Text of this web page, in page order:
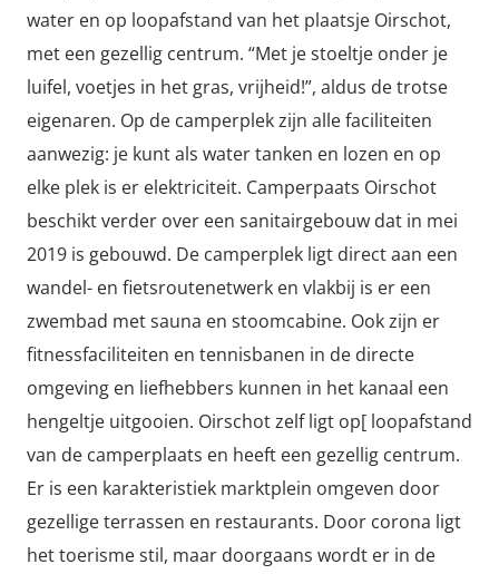
water en op loopafstand van het plaatsje Oirschot,
met een gezellig centrum. “Met je stoeltje onder je
luifel, voetjes in het gras, vrijheid!”, aldus de trotse
eigenaren. Op de camperplek zijn alle faciliteiten
aanwezig: je kunt als water tanken en lozen en op
elke plek is er elektriciteit. Camperpaats Oirschot
beschikt verder over een sanitairgebouw dat in mei
2019 is gebouwd. De camperplek ligt direct aan een
wandel- en fietsroutenetwerk en vlakbij is er een
zwembad met sauna en stoomcabine. Ook zijn er
fitnessfaciliteiten en tennisbanen in de directe
omgeving en liefhebbers kunnen in het kanaal een
hengeltje uitgooien. Oirschot zelf ligt op[ loopafstand
van de camperplaats en heeft een gezellig centrum.
Er is een karakteristiek marktplein omgeven door
gezellige terrassen en restaurants. Door corona ligt
het toerisme stil, maar doorgaans wordt er in de